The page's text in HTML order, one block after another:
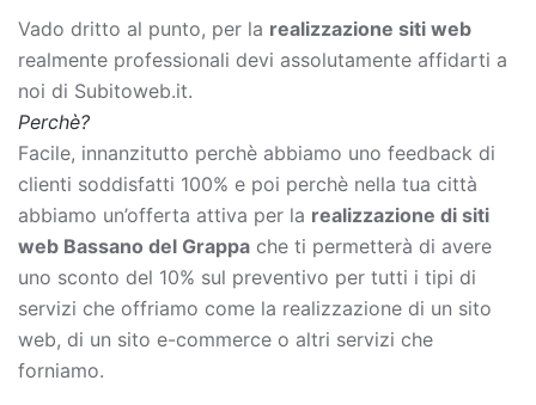
Vado dritto al punto, per la realizzazione siti web
realmente professionali devi assolutamente affidarti a
noi di Subitoweb.it.
Perchè?
Facile, innanzitutto perchè abbiamo uno feedback di
clienti soddisfatti 100% e poi perchè nella tua città
abbiamo un’offerta attiva per la realizzazione di siti
web Bassano del Grappa che ti permetterà di avere
uno sconto del 10% sul preventivo per tutti i tipi di
servizi che offriamo come la realizzazione di un sito
web, di un sito e-commerce o altri servizi che
forniamo.